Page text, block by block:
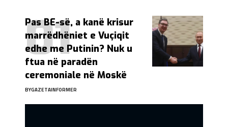
Pas BE-së, a kanë krisur
marrëdhëniet e Vuçiqit
edhe me Putinin? Nuk u
ftua në paradën
ceremoniale në Moskë
BYGAZETAINFORMER